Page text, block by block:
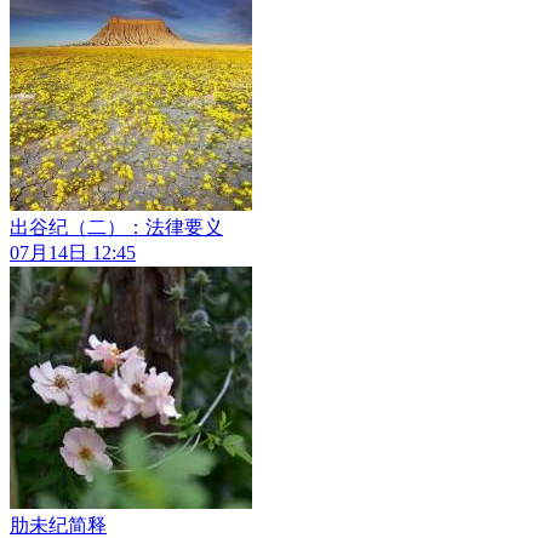
出谷纪（二）：法律要义
07月14日 12:45
肋未纪简释